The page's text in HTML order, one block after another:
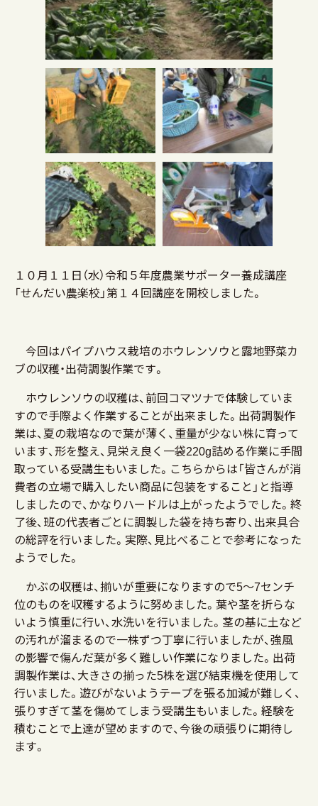
１０月１１日（水）令和５年度農業サポーター養成講座
「せんだい農楽校」第１４回講座を開校しました。
今回はパイプハウス栽培のホウレンソウと露地野菜カ
ブの収穫・出荷調製作業です。
ホウレンソウの収穫は、前回コマツナで体験していま
すので手際よく作業することが出来ました。出荷調製作
業は、夏の栽培なので葉が薄く、重量が少ない株に育って
います、形を整え、見栄え良く一袋220g詰める作業に手間
取っている受講生もいました。こちらからは「皆さんが消
費者の立場で購入したい商品に包装をすること」と指導
しましたので、かなりハードルは上がったようでした。終
了後、班の代表者ごとに調製した袋を持ち寄り、出来具合
の総評を行いました。実際、見比べることで参考になった
ようでした。
かぶの収穫は、揃いが重要になりますので5～7センチ
位のものを収穫するように努めました。葉や茎を折らな
いよう慎重に行い、水洗いを行いました。茎の基に土など
の汚れが溜まるので一株ずつ丁寧に行いましたが、強風
の影響で傷んだ葉が多く難しい作業になりました。出荷
調製作業は、大きさの揃った5株を選び結束機を使用して
行いました。遊びがないようテープを張る加減が難しく、
張りすぎて茎を傷めてしまう受講生もいました。経験を
積むことで上達が望めますので、今後の頑張りに期待し
ます。